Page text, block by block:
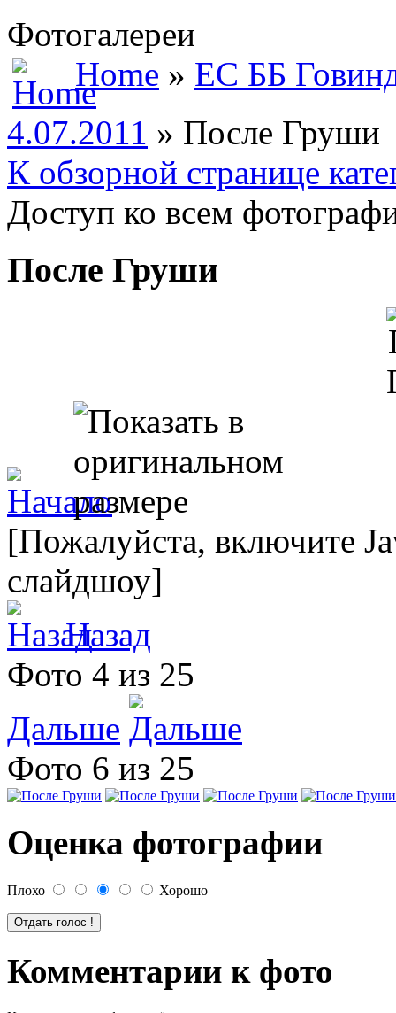
Фотогалереи
Home » ЕС ББ
4.07.2011 » После Груши
К обзорной странице
Доступ ко всем
После Груши
[Пожалуйста, включите
слайдшоу]
Назад
Фото 4 из 25
Дальше
Фото 6 из 25
Оценка фотографии
Плохо Хорошо
Комментарии к фото